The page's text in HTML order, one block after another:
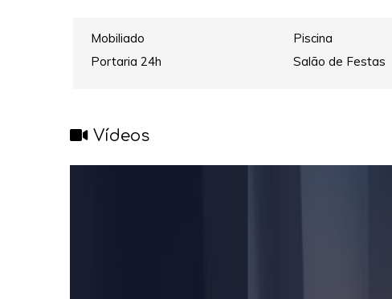
Mobiliado Piscina
Portaria 24h
Salão de Festas
Vídeos